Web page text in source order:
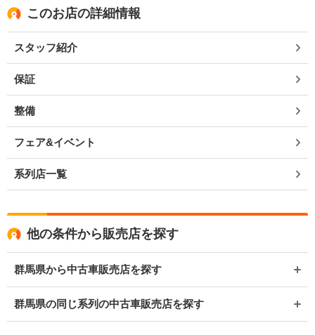
このお店の詳細情報
スタッフ紹介
保証
整備
フェア&イベント
系列店一覧
他の条件から販売店を探す
群馬県から中古車販売店を探す
群馬県の同じ系列の中古車販売店を探す